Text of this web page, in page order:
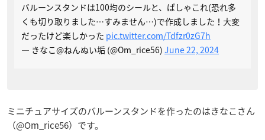
バルーンスタンドは100均のシールと、ぱしゃこれ(恐れ多
くも切り取りました…すみません…)で作成しました！大変
だったけど楽しかった pic.twitter.com/Tdfzr0zG7h
— きなこ@ねんぬい垢 (@Om_rice56) June 22, 2024
ミニチュアサイズのバルーンスタンドを作ったのはきなこさん
（@Om_rice56）です。